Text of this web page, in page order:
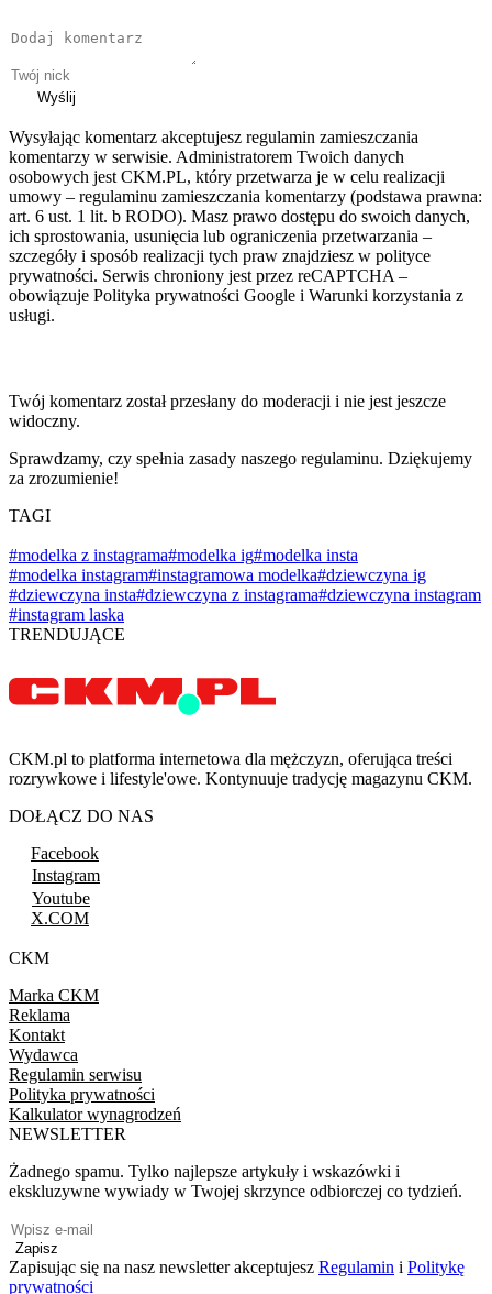
Wyślij
Wysyłając komentarz akceptujesz regulamin zamieszczania
komentarzy w serwisie. Administratorem Twoich danych
osobowych jest CKM.PL, który przetwarza je w celu realizacji
umowy – regulaminu zamieszczania komentarzy (podstawa prawna:
art. 6 ust. 1 lit. b RODO). Masz prawo dostępu do swoich danych,
ich sprostowania, usunięcia lub ograniczenia przetwarzania –
szczegóły i sposób realizacji tych praw znajdziesz w polityce
prywatności. Serwis chroniony jest przez reCAPTCHA –
obowiązuje Polityka prywatności Google i Warunki korzystania z
usługi.
Twój komentarz został przesłany do moderacji i nie jest jeszcze
widoczny.
Sprawdzamy, czy spełnia zasady naszego regulaminu. Dziękujemy
za zrozumienie!
TAGI
#modelka z instagrama#modelka ig#modelka insta
#modelka instagram#instagramowa modelka#dziewczyna ig
#dziewczyna insta#dziewczyna z instagrama#dziewczyna instagram
#instagram laska
TRENDUJĄCE
CKM.pl to platforma internetowa dla mężczyzn, oferująca treści
rozrywkowe i lifestyle'owe. Kontynuuje tradycję magazynu CKM.
DOŁĄCZ DO NAS
Facebook
Instagram
Youtube
X.COM
CKM
Marka CKM
Reklama
Kontakt
Wydawca
Regulamin serwisu
Polityka prywatności
Kalkulator wynagrodzeń
NEWSLETTER
Żadnego spamu. Tylko najlepsze artykuły i wskazówki i
ekskluzywne wywiady w Twojej skrzynce odbiorczej co tydzień.
Zapisz
Zapisując się na nasz newsletter akceptujesz Regulamin i Politykę
prywatności